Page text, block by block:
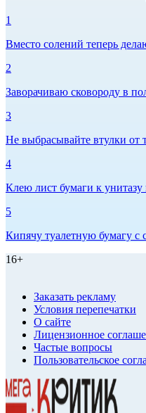
1
Вместо солений теперь
2
Заворачиваю сковороду в
3
Не выбрасывайте втулки от
4
Клею лист бумаги к унитазу
5
Кипячу туалетную бумагу с
16+
Заказать рекламу
Условия перепечатки
О сайте
Лицензионное
Частые вопросы
Пользовательское